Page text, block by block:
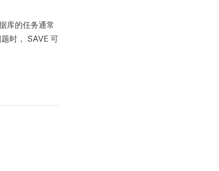
库的任务通常
时， SAVE 可